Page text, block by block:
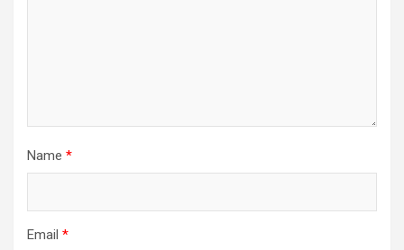
Name *
Email *